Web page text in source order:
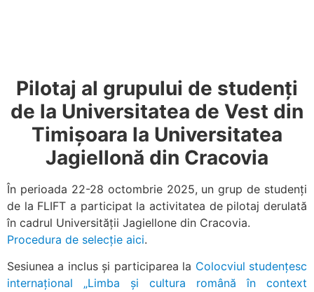
Pilotaj al grupului de studenți
de la Universitatea de Vest din
Timișoara la Universitatea
Jagiellonă din Cracovia
În perioada 22-28 octombrie 2025, un grup de studenți
de la FLIFT a participat la activitatea de pilotaj derulată
în cadrul Universității Jagiellone din Cracovia.
Procedura de selecție aici.
Sesiunea a inclus și participarea la Colocviul studențesc
internațional „Limba și cultura română în context